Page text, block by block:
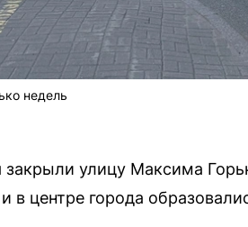
недель
улицу Максима
в центре города